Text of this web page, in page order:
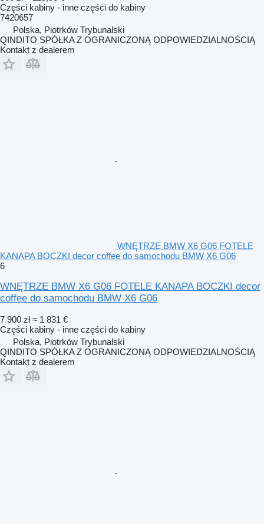
Części kabiny - inne części do kabiny
7420657
Polska, Piotrków Trybunalski
QINDITO SPÓŁKA Z OGRANICZONĄ ODPOWIEDZIALNOŚCIĄ
Kontakt z dealerem
WNĘTRZE BMW X6 G06 FOTELE
KANAPA BOCZKI decor coffee do samochodu BMW X6 G06
6
WNĘTRZE BMW X6 G06 FOTELE KANAPA BOCZKI decor
coffee do samochodu BMW X6 G06
7 900 zł ≈ 1 831 €
Części kabiny - inne części do kabiny
Polska, Piotrków Trybunalski
QINDITO SPÓŁKA Z OGRANICZONĄ ODPOWIEDZIALNOŚCIĄ
Kontakt z dealerem